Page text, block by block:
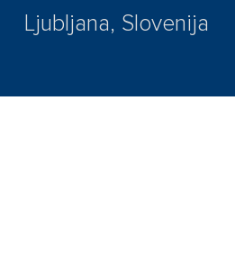
Ljubljana, Slovenija